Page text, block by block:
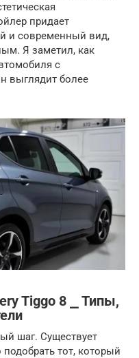
придает
и современный вид,
Я заметил, как
с
выглядит более
Tiggo 8 ⎯ Типы,
шаг. Существует
тот, который